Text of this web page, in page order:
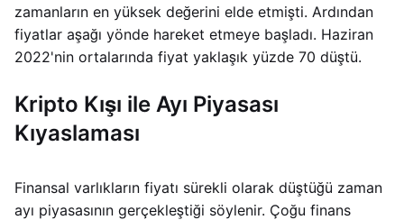
zamanların en yüksek değerini elde etmişti. Ardından
fiyatlar aşağı yönde hareket etmeye başladı. Haziran
2022'nin ortalarında fiyat yaklaşık yüzde 70 düştü.
Kripto Kışı ile Ayı Piyasası
Kıyaslaması
Finansal varlıkların fiyatı sürekli olarak düştüğü zaman
ayı piyasasının gerçekleştiği söylenir. Çoğu finans